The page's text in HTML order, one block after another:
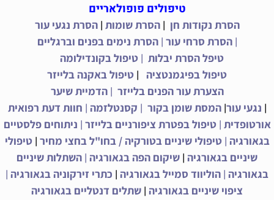
טיפולים פופולאריים
הסרת נקודות חן |הסרת שומות |הסרת נגעי עור
|הסרת סרחי עור |הסרת נימים בפנים וברגליים
טיפל הסרת יבלות | טיפול בקונדילומה
טיפול בפיגמנטציה
| טיפול באקנה בלייזר
הצערת עור הפנים בלייזר |הדמיית שיער
| נגעי עור|המסת שומן בקור | קסנטלזמה | חוות דעת רפואית
אורטופדית |טיפול בפטרת ציפורניים בלייזר | ניתוחים פלסטיים
בגאורגיה |טיפולי שיניים בטורקיה / בחו"ל בחצי מחיר |טיפולי
שיניים בגאורגיה | שיקום הפה בגאורגיה | השתלות שיניים
בגאורגיה | הוליווד סמייל בגאורגיה | כתרי זירקוניה בגאורגיה |
ציפוי שיניים בגאורגיה | שתלים דנטליים בגאורגיה